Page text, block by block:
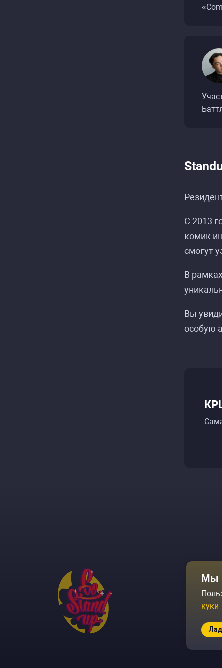
С 2013
комик
смогут
В
Вы
особую
Площадки
Архив
Мы
куки